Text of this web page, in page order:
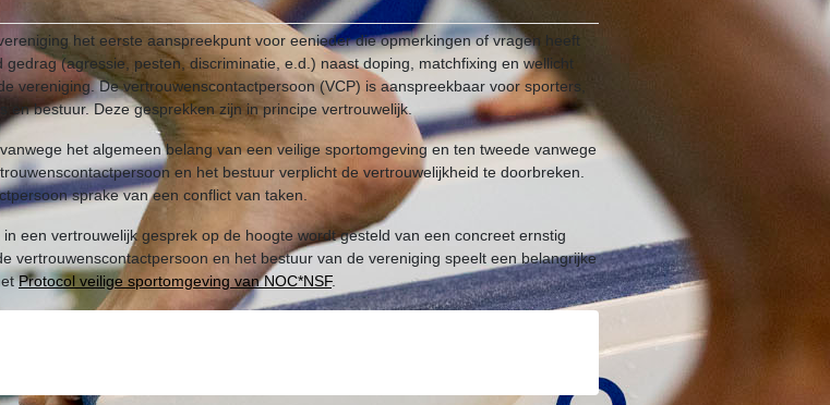
het eerste aanspreekpunt voor eenieder die opmerkingen of vragen heeft
(agressie, pesten, discriminatie, e.d.) naast doping, matchfixing en wellicht
vereniging. De vertrouwenscontactpersoon (VCP) is aanspreekbaar voor sporters,
bestuur. Deze gesprekken zijn in principe vertrouwelijk.
het algemeen belang van een veilige sportomgeving en ten tweede vanwege
en het bestuur verplicht de vertrouwelijkheid te doorbreken.
sprake van een conflict van taken.
een vertrouwelijk gesprek op de hoogte wordt gesteld van een concreet ernstig
vertrouwenscontactpersoon en het bestuur van de vereniging speelt een belangrijke
Protocol veilige sportomgeving van NOC*NSF.